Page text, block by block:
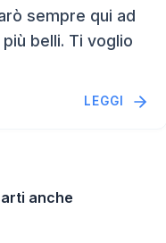
sempre qui ad
belli. Ti voglio
LEGGI
anche